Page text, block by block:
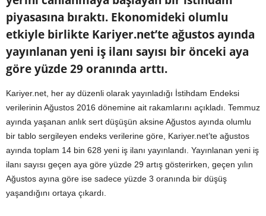
piyasasına bıraktı. Ekonomideki olumlu
etkiyle birlikte Kariyer.net’te ağustos ayında
yayınlanan yeni iş ilanı sayısı bir önceki aya
göre yüzde 29 oranında arttı.
Kariyer.net, her ay düzenli olarak yayınladığı İstihdam Endeksi
verilerinin Ağustos 2016 dönemine ait rakamlarını açıkladı. Temmuz
ayında yaşanan anlık sert düşüşün aksine Ağustos ayında olumlu
bir tablo sergileyen endeks verilerine göre, Kariyer.net’te ağustos
ayında toplam 14 bin 628 yeni iş ilanı yayınlandı. Yayınlanan yeni iş
ilanı sayısı geçen aya göre yüzde 29 artış gösterirken, geçen yılın
Ağustos ayına göre ise sadece yüzde 3 oranında bir düşüş
yaşandığını ortaya çıkardı.